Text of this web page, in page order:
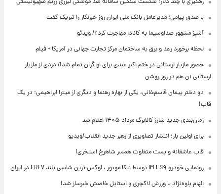
با صدور پیامی؛ مدیرعامل بانک ملی ایران روز خبرنگار را تبریک گفت
آشپز مشهور صداوسیما به کانادا مهاجرت کرد؟/ ویدئو
لحظه برخورد رعد و برق به ساختمان مرکز تجارت جهانی در آمریکا + فیلم
حضور مازیار لرستانی در ختم اکبر عبدی برای او گران تمام شد!/ دزدی از مازیار
لرستانی آن هم در روز روشن
دو دختر پیمان قاسم‌خانی، یکی از بهاره رهنما و دیگری از میترا ابراهیمی؛ در یک
قاب!
زمان‌بندی جدید شارژ کالابرگ مرداد ۱۴۰۵ اعلام شد
برای اولین بار؛ انتشار تصاویری از رهبر جدید انقلاب/ویدیو
قاب عاشقانه و پست متفاوت همسر شاهرخ استخری!
رونمایی خودرو IM LS۹ توسط نیکا موتور ، لوکس ترین شاسی بلند EREV در ایران
الهام پاوه‌نژاد با ورزش لاکچری و استایل خاصش خبرساز شد!